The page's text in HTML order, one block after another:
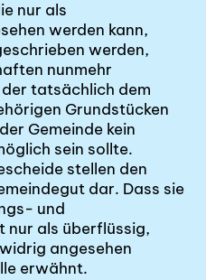
nur als
werden kann,
werden,
nunmehr
tatsächlich dem
Grundstücken
Gemeinde kein
sein sollte.
stellen den
dar. Dass sie
und
nur als überflüssig,
angesehen
erwähnt.